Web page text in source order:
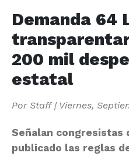
Demanda 64
200 mil
estatal
Por Staff| Viernes,
Señalan congresistas
publicado las reglas